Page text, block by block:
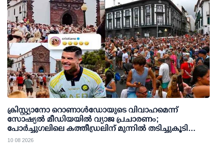
ക്രിസ്റ്റ്യാനോ റൊണാള്‍ഡോയുടെ വിവാഹമെന്ന്
സോഷ്യല്‍ മീഡിയയില്‍ വ്യാജ പ്രചാരണം;
പോര്‍ച്ചുഗലിലെ കത്തീഡ്രലിന് മുന്നില്‍ തടിച്ചുകൂടി
ജനക്കൂട്ടം
10 08 2026